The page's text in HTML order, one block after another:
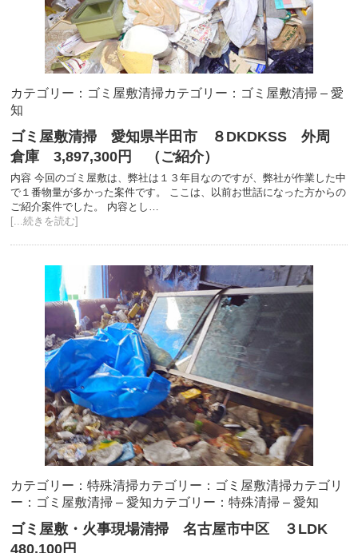
カテゴリー：ゴミ屋敷清掃カテゴリー：ゴミ屋敷清掃 – 愛
知
ゴミ屋敷清掃 愛知県半田市 ８DKDKSS 外周
倉庫 3,897,300円 （ご紹介）
内容 今回のゴミ屋敷は、弊社は１３年目なのですが、弊社が作業した中
で１番物量が多かった案件です。 ここは、以前お世話になった方からの
ご紹介案件でした。 内容とし…
[...続きを読む]
カテゴリー：特殊清掃カテゴリー：ゴミ屋敷清掃カテゴリ
ー：ゴミ屋敷清掃 – 愛知カテゴリー：特殊清掃 – 愛知
ゴミ屋敷・火事現場清掃 名古屋市中区 ３LDK
480,100円